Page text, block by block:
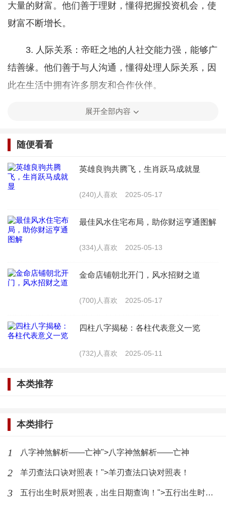
大量的财富。他们善于理财，懂得把握投资机会，使
财富不断增长。
3. 人际关系：帝旺之地的人社交能力强，能够广
结善缘。他们善于与人沟通，懂得处理人际关系，因
此在生活中拥有许多朋友和合作伙伴。
4. 健康长寿：帝旺之地的人身体健康，寿命较
状态。
帝旺之地需谨慎
虽然帝旺之地预示着尊荣与富贵，但同时也需要
谨慎对待。以下是一些建议：
刻保持谦逊，虚心学习，不断提升自己。
2. 低调行事：在取得一定成就后，要低调行事，
避免引起不必要的麻烦。
3. 注重道德修养：财富和地位只是人生的一部
人。
将拥有尊荣与富贵。要真正实现这一目标，还需不断
努力，谨慎行事。
最新文章
八字排盘十年大运：十年大运对照
展开全部内容
随便看看
英雄良驹共腾飞，生肖跃马成就显
(240)人喜欢 2025-05-17
最佳风水住宅布局，助你财运亨通图解
(334)人喜欢 2025-05-13
金命店铺朝北开门，风水招财之道
(700)人喜欢 2025-05-17
四柱八字揭秘：各柱代表意义一览
(732)人喜欢 2025-05-11
本类推荐
本类排行
1 八字神煞解析——亡神">八字神煞解析——亡神
2 羊刃查法口诀对照表！">羊刃查法口诀对照表！
3 五行出生时辰对照表，出生日期查询！">五行出生时辰对照表，出生日期查询！